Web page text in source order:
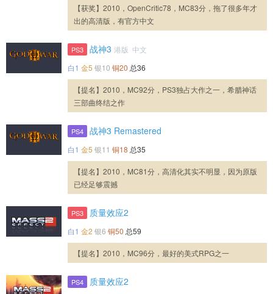
【获奖】2010，OpenCritic78，MC83分，拖了很多年才
出的高清版，有官方中文
PS3 战神3 港版 中文
白1 金5 银10 铜20 总36
【提名】2010，MC92分，PS3独占大作之一，希腊神话
三部曲终结之作
PS4 战神3 Remastered
白1 金5 银11 铜18 总35
【提名】2010，MC81分，高清化其实不明显，因为原版
已经足够震撼
PS3 质量效应2
白1 金2 银6 铜50 总59
【提名】2010，MC96分，最好的美式RPG之一
PS4 质量效应2